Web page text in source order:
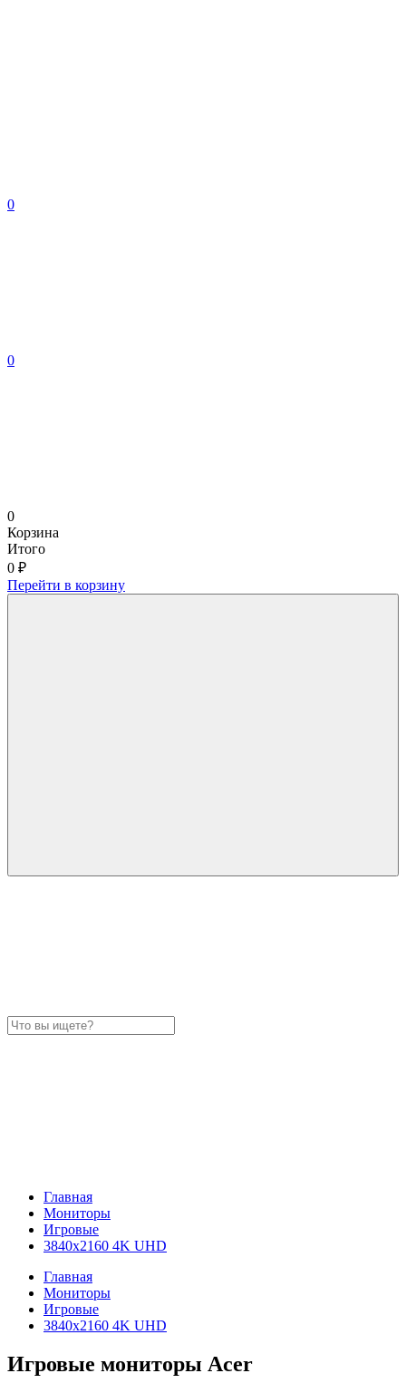
0
0
0
Корзина
Итого
0 ₽
Перейти в корзину
Главная
Мониторы
Игровые
3840x2160 4K UHD
Главная
Мониторы
Игровые
3840x2160 4K UHD
Игровые мониторы Acer